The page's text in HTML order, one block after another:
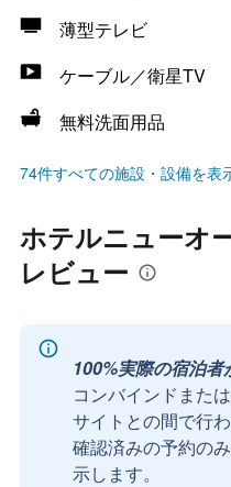
薄型テレビ
ケーブル／衛星TV
無料洗面用品
74件すべての施設・設備を表
ホテルニューオ
レビュー
100%実際の宿泊者
コンバインドまた
サイトとの間で行
確認済みの予約の
示します。